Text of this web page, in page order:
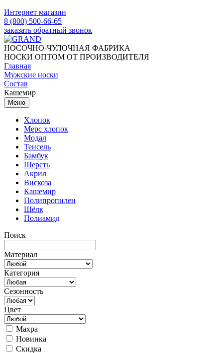
Интернет магазин
8 (800) 500-66-65
заказать обратный звонок
НОСОЧНО-ЧУЛОЧНАЯ ФАБРИКА
НОСКИ ОПТОМ ОТ ПРОИЗВОДИТЕЛЯ
Главная
Мужские носки
Состав
Кашемир
Меню
Хлопок
Мерс хлопок
Модал
Тенсель
Бамбук
Шерсть
Акрил
Вискоза
Кашемир
Полипропилен
Шёлк
Полиамид
Поиск
Материал
Категория
Сезонность
Цвет
Махра
Новинка
Скидка